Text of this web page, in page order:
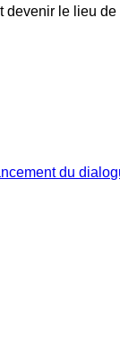
le lieu
du